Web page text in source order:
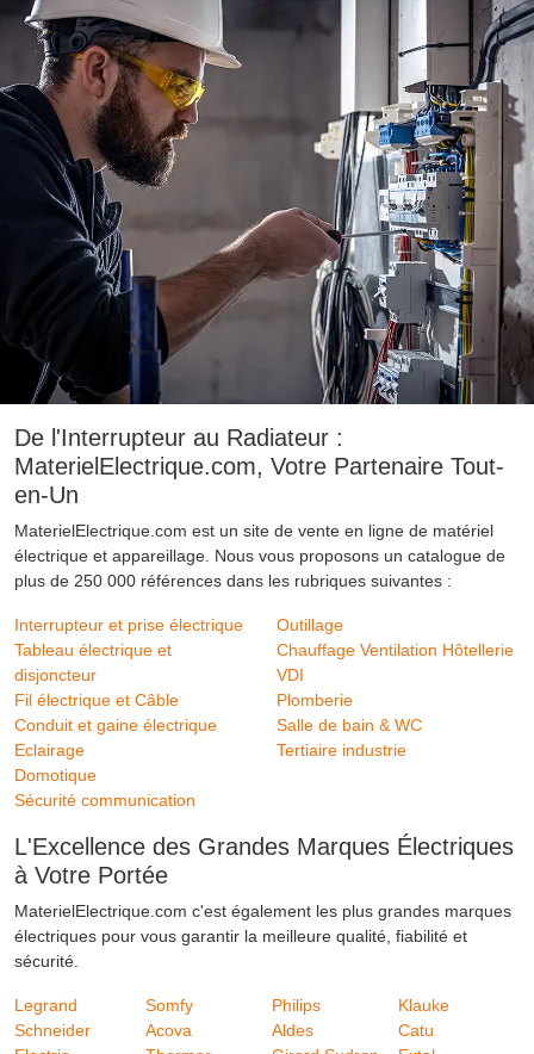
De l'Interrupteur au Radiateur :
MaterielElectrique.com, Votre Partenaire Tout-
en-Un
MaterielElectrique.com est un site de vente en ligne de matériel
électrique et appareillage. Nous vous proposons un catalogue de
plus de 250 000 références dans les rubriques suivantes :
Interrupteur et prise électrique
Tableau électrique et
disjoncteur
Fil électrique et Câble
Conduit et gaine électrique
Eclairage
Domotique
Sécurité communication
Outillage
Chauffage Ventilation Hôtellerie
VDI
Plomberie
Salle de bain & WC
Tertiaire industrie
L'Excellence des Grandes Marques Électriques
à Votre Portée
MaterielElectrique.com c'est également les plus grandes marques
électriques pour vous garantir la meilleure qualité, fiabilité et
sécurité.
Legrand
Schneider
Somfy
Acova
Philips
Aldes
Klauke
Catu